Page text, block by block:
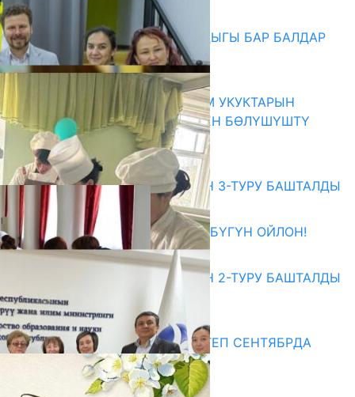
06.08.2026
СҮЛҮКТҮ: ӨЗГӨЧӨ МУКТАЖДЫГЫ БАР БАЛДАР
ҮЧҮН БОРБОР АЧЫЛДЫ
06.08.2026
КЫРГЫЗ ЭКСПЕРТТЕРИ АДАМ УКУКТАРЫН
ОКУТУУ ТАЖРЫЙБАСЫ МЕНЕН БӨЛҮШҮШТҮ
06.08.2026
Абитуриент
ЖОЖДОРГО КАБЫЛ АЛУУНУН 3-ТУРУ БАШТАЛДЫ
27.07.2026
ӨЗҮҢДҮН КЕЛЕЧЕГИҢ ҮЧҮН БҮГҮН ОЙЛОН!
20.07.2026
ЖОЖДОРГО КАБЫЛ АЛУУНУН 2-ТУРУ БАШТАЛДЫ
20.07.2026
Медиа
СУЗАКТА 750 ОРУНДУУ МЕКТЕП СЕНТЯБРДА
ПАЙДАЛАНУУГА БЕРИЛЕТ
07.08.2025